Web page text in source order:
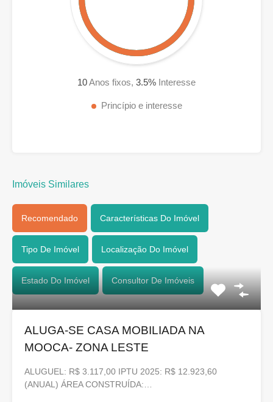
10Anos fixos, 3.5% Interesse
Princípio e interesse
Imóveis Similares
Recomendado Características Do Imóvel
Tipo De Imóvel Localização Do Imóvel
Estado Do Imóvel Consultor De Imóveis
ALUGA-SE CASA MOBILIADA NA
MOOCA- ZONA LESTE
ALUGUEL: R$ 3.117,00 IPTU 2025: R$ 12.923,60
(ANUAL) ÁREA CONSTRUÍDA:…